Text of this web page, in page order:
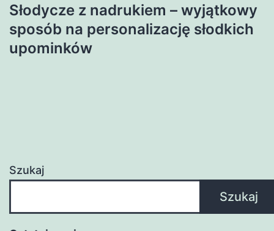
Słodycze z nadrukiem – wyjątkowy
sposób na personalizację słodkich
upominków
Szukaj
Szukaj